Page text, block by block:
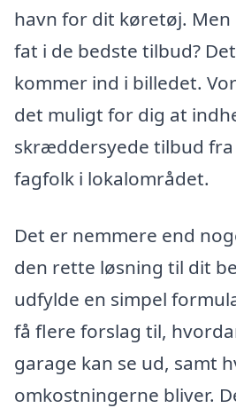
havn for dit køretøj.
fat i de bedste tilbud?
kommer ind i billedet.
det muligt for dig at
skræddersyede tilbud
fagfolk i lokalområdet.
Det er nemmere end
den rette løsning til dit
udfylde en simpel
få flere forslag til,
garage kan se ud, samt
omkostningerne bliver.